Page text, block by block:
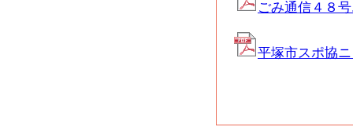
ごみ通信４８
平塚市スポ協